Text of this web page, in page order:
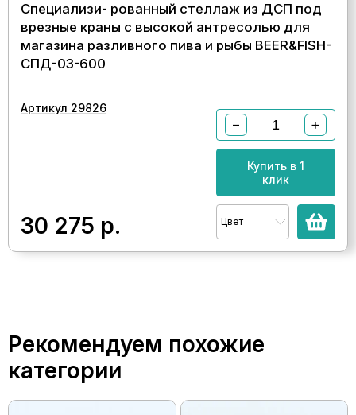
Специализи- рованный стеллаж из ДСП под
врезные краны с высокой антресолью для
магазина разливного пива и рыбы BEER&FISH-
СПД-03-600
Артикул 29826
30 275 р.
− +
Купить в 1
клик
Цвет
Рекомендуем похожие
категории